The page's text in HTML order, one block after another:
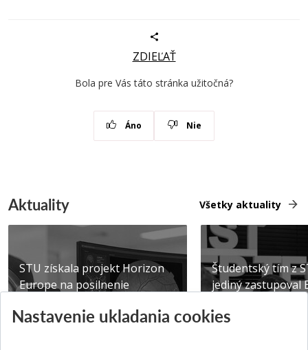
ZDIEĽAŤ
Bola pre Vás táto stránka užitočná?
Áno Nie
Aktuality Všetky aktuality
STU získala projekt Horizon
Europe na posilnenie
Publikované 31.07.2026
Študentský tím z
jediný zastupoval
Publikované
Nastavenie ukladania cookies